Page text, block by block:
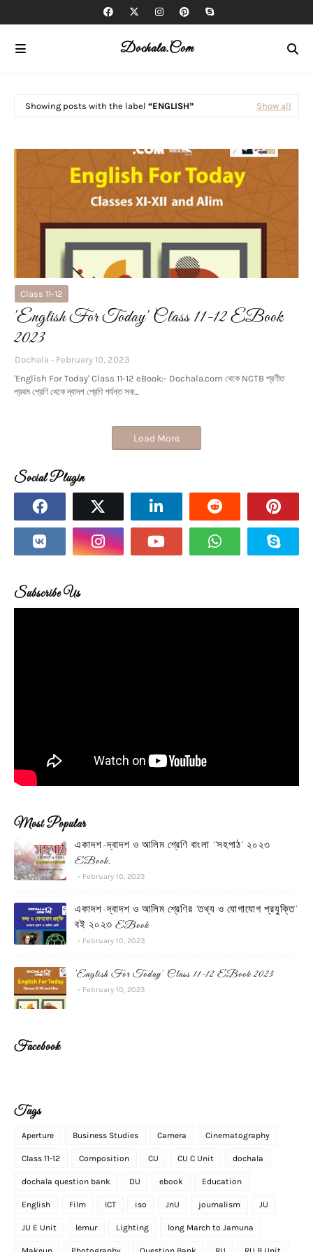
Dochala.com
Showing posts with the label ENGLISH Show all
Class 11-12
'English For Today' Class 11-12 EBook
2023
Dochala
February 10, 2023
'English For Today' Class 11-12 eBook:- Dochala.com থেকে NCTB প্রণীত
প্রথম শ্রেণি থেকে দ্বাদশ শ্রেণি পর্যন্ত সক…
Load More
Social Plugin
Subscribe Us
Most Popular
একাদশ-দ্বাদশ ও আলিম শ্রেণি বাংলা ''সহপাঠ' ২০২৩
EBook.
February 10, 2023
একাদশ-দ্বাদশ ও আলিম শ্রেণির 'তথ্য ও যোগাযোগ প্রযুক্তি'
বই ২০২৩ EBook
February 10, 2023
'English For Today' Class 11-12 EBook 2023
February 10, 2023
Facebook
Tags
Aperture Business Studies Camera Cinematography
Class 11-12 Composition CU CU C Unit dochala
dochala question bank DU ebook Education
English Film ICT iso JnU journalism JU
JU E Unit lemur Lighting long March to Jamuna